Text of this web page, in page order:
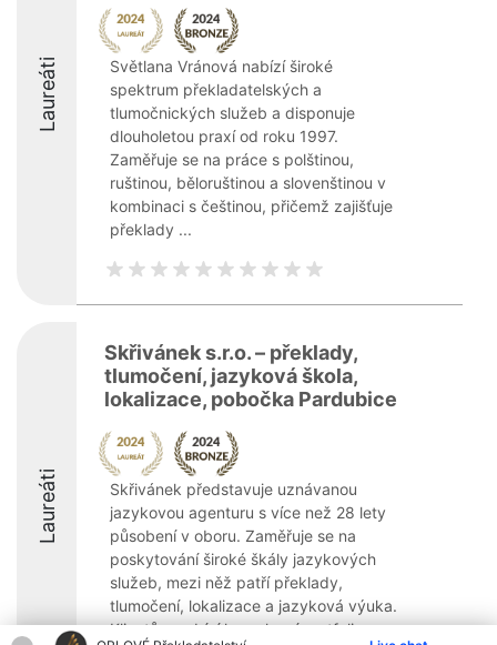
Laureáti
Světlana Vránová nabízí široké
spektrum překladatelských a
tlumočnických služeb a disponuje
dlouholetou praxí od roku 1997.
Zaměřuje se na práce s polštinou,
ruštinou, běloruštinou a slovenštinou v
kombinaci s češtinou, přičemž zajišťuje
překlady ...
Laureáti
Skřivánek s.r.o. – překlady,
tlumočení, jazyková škola,
lokalizace, pobočka Pardubice
Skřivánek představuje uznávanou
jazykovou agenturu s více než 28 lety
působení v oboru. Zaměřuje se na
poskytování široké škály jazykových
služeb, mezi něž patří překlady,
tlumočení, lokalizace a jazyková výuka.
Klientům nabízí komplexní portfolio ...